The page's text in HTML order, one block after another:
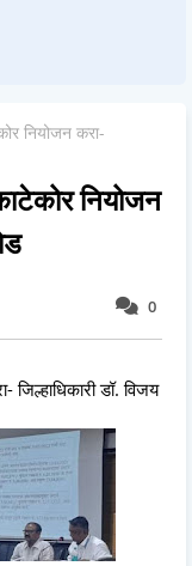
नियोजन करा-
काटेकोर नियोजन
0
जिल्हाधिकारी डॉ. विजय